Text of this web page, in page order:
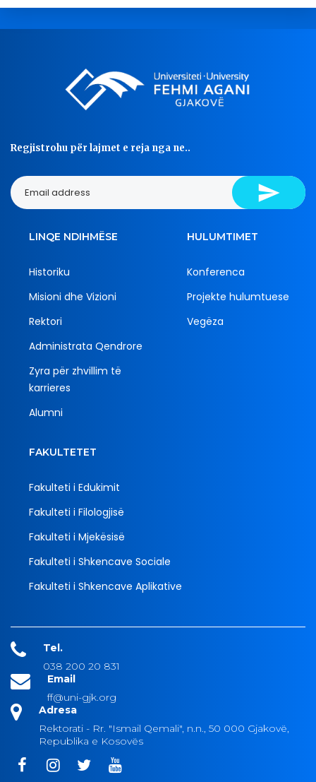
Regjistrohu për lajmet e reja nga ne..
LINQE NDIHMËSE
Historiku
Misioni dhe Vizioni
Rektori
Administrata Qendrore
Zyra për zhvillim të
karrieres
Alumni
HULUMTIMET
Konferenca
Projekte hulumtuese
Vegëza
FAKULTETET
Fakulteti i Edukimit
Fakulteti i Filologjisë
Fakulteti i Mjekësisë
Fakulteti i Shkencave Sociale
Fakulteti i Shkencave Aplikative
Tel.
038 200 20 831
Email
ff@uni-gjk.org
Adresa
Rektorati - Rr. "Ismail Qemali", n.n., 50 000 Gjakovë,
Republika e Kosovës